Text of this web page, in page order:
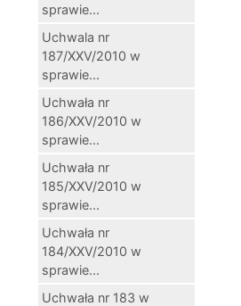
sprawie...
Uchwala nr
187/XXV/2010 w
sprawie...
Uchwała nr
186/XXV/2010 w
sprawie...
Uchwała nr
185/XXV/2010 w
sprawie...
Uchwała nr
184/XXV/2010 w
sprawie...
Uchwała nr 183 w